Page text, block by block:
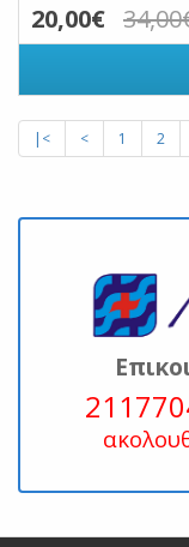
20,00€
|< < 1 2